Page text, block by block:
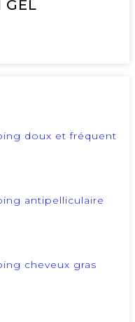
GEL
doux et fréquent
antipelliculaire
cheveux gras